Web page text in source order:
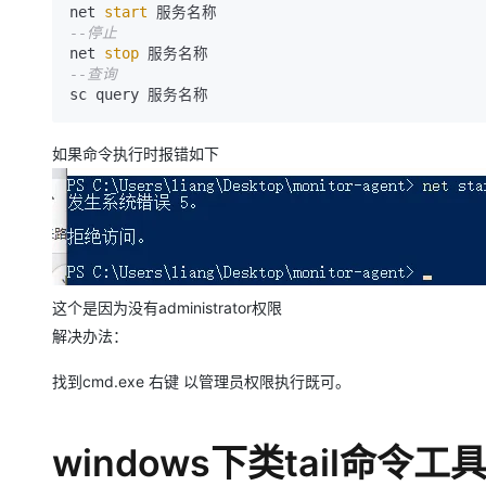
net start
--停止
net stop
--查询
sc query 服务名称
如果命令执行时报错如下
这个是因为没有administrator权限
解决办法：
找到cmd.exe 右键 以管理员权限执行既可。
windows下类tail命令工